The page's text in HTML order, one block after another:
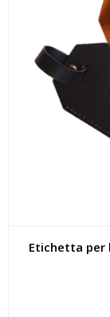
Etichetta per